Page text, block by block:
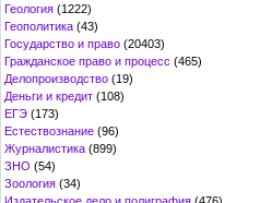
Геология (1222)
Геополитика (43)
Государство и право (20403)
Гражданское право и процесс (465)
Делопроизводство (19)
Деньги и кредит (108)
ЕГЭ (173)
Естествознание (96)
Журналистика (899)
ЗНО (54)
Зоология (34)